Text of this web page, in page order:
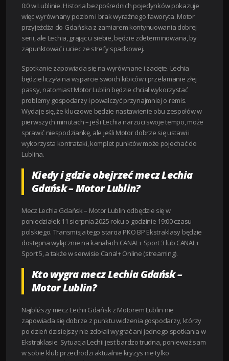
0:0 w Lublinie. Historia bezpośrednich pojedynków pokazuje
więc wyrównany poziom i brak wyraźnego faworyta. Motor
przyjeżdża do Gdańska z zamiarem kontynuowania dobrej
serii, ale Lechia, grając u siebie, będzie zdeterminowana, by
zapunktować i uciec ze strefy spadkowej.
Spotkanie zapowiada się na wyrównane i zacięte. Lechia
będzie liczyła na wsparcie swoich kibiców i przełamanie złej
passy, natomiast Motor Lublin będzie chciał wykorzystać
problemy gospodarzy i powalczyć przynajmniej o remis.
Wydaje się, że kluczowe będzie nastawienie obu zespołów w
pierwszych minutach – jeśli Lechia narzuci swoje tempo, może
sprawić niespodziankę, ale jeśli Motor dobrze się ustawi i
wykorzysta kontrataki, komplet punktów może pojechać do
Lublina.
Kiedy i gdzie obejrzeć mecz Lechia
Gdańsk – Motor Lublin?
Mecz Lechia Gdańsk – Motor Lublin odbędzie się w
poniedziałek 11 sierpnia 2025 roku o godzinie 19:00 czasu
polskiego. Transmisja tego starcia PKO BP Ekstraklasy będzie
dostępna wyłącznie na kanałach CANAL+ Sport 3 lub CANAL+
Sport 5, a także w serwisie Canal+ Online (streaming).
Kto wygra mecz Lechia Gdańsk –
Motor Lublin?
Najbliższy mecz Lechii Gdańsk z Motorem Lublin nie
zapowiada się dobrze z punktu widzenia gospodarzy, którzy
po dzień dzisiejszy nie zdołali wygrać ani jednego spotkania w
Ekstraklasie. Sytuacja Lechii jest bardzo trudna, ponieważ sam
w sobie klub przechodzi aktualnie kryzys nie tylko